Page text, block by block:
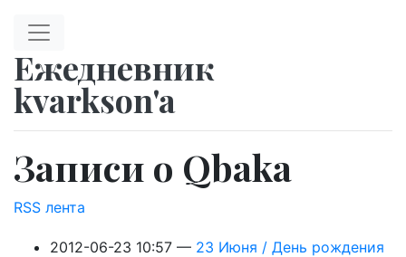
Ежедневник
kvarkson'a
Записи о Qbaka
RSS лента
2012-06-23 10:57
23 Июня / День рождения